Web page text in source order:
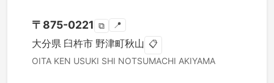
〒 875-0221 ⧉ 📍
大分県 臼杵市 野津町秋山 📋
OITA KEN USUKI SHI NOTSUMACHI AKIYAMA